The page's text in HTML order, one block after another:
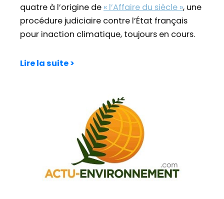
quatre à l’origine de « l’Affaire du siècle », une
procédure judiciaire contre l’État français
pour inaction climatique, toujours en cours.
Lire la suite >